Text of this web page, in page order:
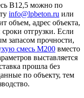
В12,5 можно по
info@lpbeton.ru или
объем, адрес объекта,
отгрузки. Если
запасом прочности,
смесь М200 вместо
выставляется
прошла без
по объекту, тем